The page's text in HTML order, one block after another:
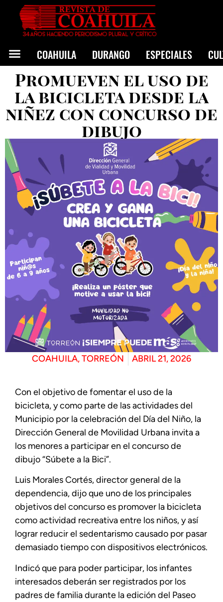
COAHUILA DURANGO ESPECIALES
Promueven el uso de
la bicicleta desde la
niñez con concurso de
dibujo
COAHUILA,TORREÓN ABRIL 21, 2026
Con el objetivo de fomentar el uso de la
bicicleta, y como parte de las actividades del
Municipio por la celebración del Día del Niño, la
Dirección General de Movilidad Urbana invita a
los menores a participar en el concurso de
dibujo “Súbete a la Bici”.
Luis Morales Cortés, director general de la
dependencia, dijo que uno de los principales
objetivos del concurso es promover la bicicleta
como actividad recreativa entre los niños, y así
lograr reducir el sedentarismo causado por pasar
demasiado tiempo con dispositivos electrónicos.
Indicó que para poder participar, los infantes
interesados deberán ser registrados por los
padres de familia durante la edición del Paseo